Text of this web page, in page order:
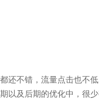
还不错，流量点击也不
以及后期的优化中，很